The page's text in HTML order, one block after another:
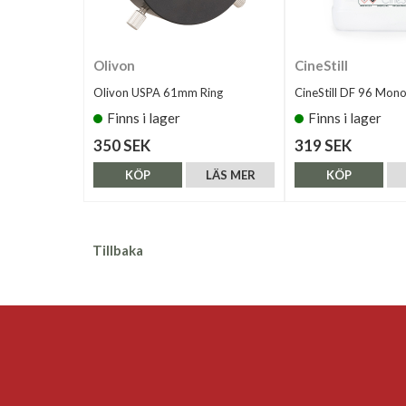
Olivon
Olivon USPA 61mm Ring
Finns i lager
350 SEK
LÄS MER
KÖP
CineStill
CineStill DF 96
Finns i lager
319 SEK
KÖP
Tillbaka